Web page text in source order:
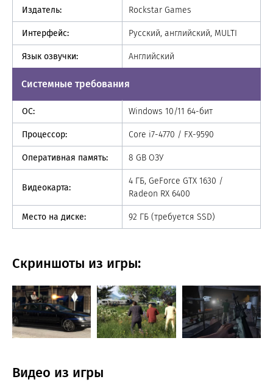
Издатель: Rockstar Games
Интерфейс: Русский, английский, MULTI
Язык озвучки: Английский
Системные требования
ОС: Windows 10/11 64-бит
Процессор: Core i7-4770 / FX-9590
Оперативная память: 8 GB ОЗУ
Видеокарта:
4 ГБ, GeForce GTX 1630 /
Radeon RX 6400
Место на диске: 92 ГБ (требуется SSD)
Скриншоты из игры:
Видео из игры